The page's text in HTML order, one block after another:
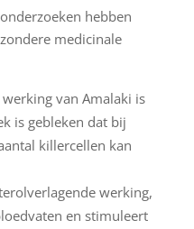
hebben
medicinale
van Amalaki is
is gebleken dat bij
killercellen kan
werking,
en stimuleert